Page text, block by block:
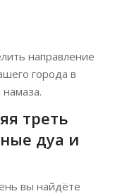
направление
города в
треть
дуа и
вы найдёте